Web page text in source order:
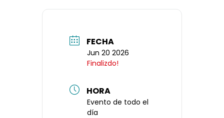
FECHA
Jun 20 2026
Finalizdo!
HORA
Evento de todo el
día